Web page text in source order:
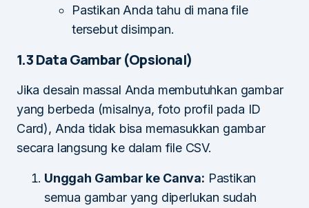
Pastikan Anda tahu di mana file
tersebut disimpan.
1.3 Data Gambar (Opsional)
Jika desain massal Anda membutuhkan gambar
yang berbeda (misalnya, foto profil pada ID
Card), Anda tidak bisa memasukkan gambar
secara langsung ke dalam file CSV.
Unggah Gambar ke Canva: Pastikan
semua gambar yang diperlukan sudah